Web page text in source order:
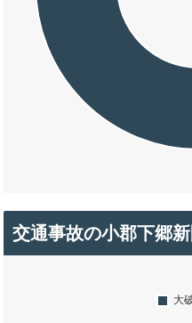
交通事故の小郡下郷